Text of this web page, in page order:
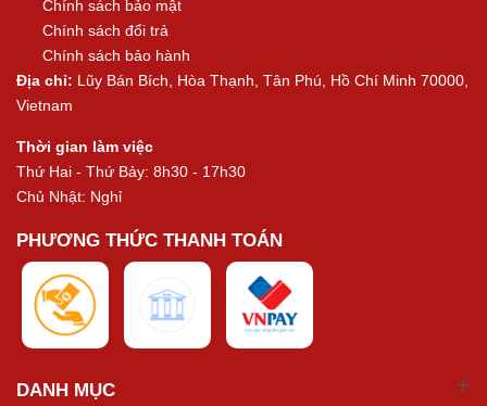
Chính sách bảo mật
Chính sách đổi trả
Chính sách bảo hành
Địa chỉ: Lũy Bán Bích, Hòa Thạnh, Tân Phú, Hồ Chí Minh 70000,
Vietnam
Thời gian làm việc
Thứ Hai - Thứ Bảy: 8h30 - 17h30
Chủ Nhật: Nghỉ
PHƯƠNG THỨC THANH TOÁN
DANH MỤC